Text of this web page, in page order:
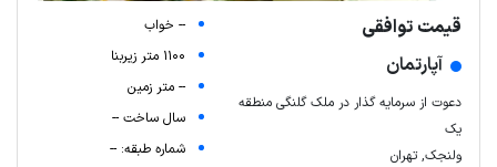
قیمت توافقی
آپارتمان
دعوت از سرمایه گذار در ملک گلنگی منطقه
یک
ولنجک, تهران
-- خواب
1100 متر زیربنا
-- متر زمین
سال ساخت --
شماره طبقه: --